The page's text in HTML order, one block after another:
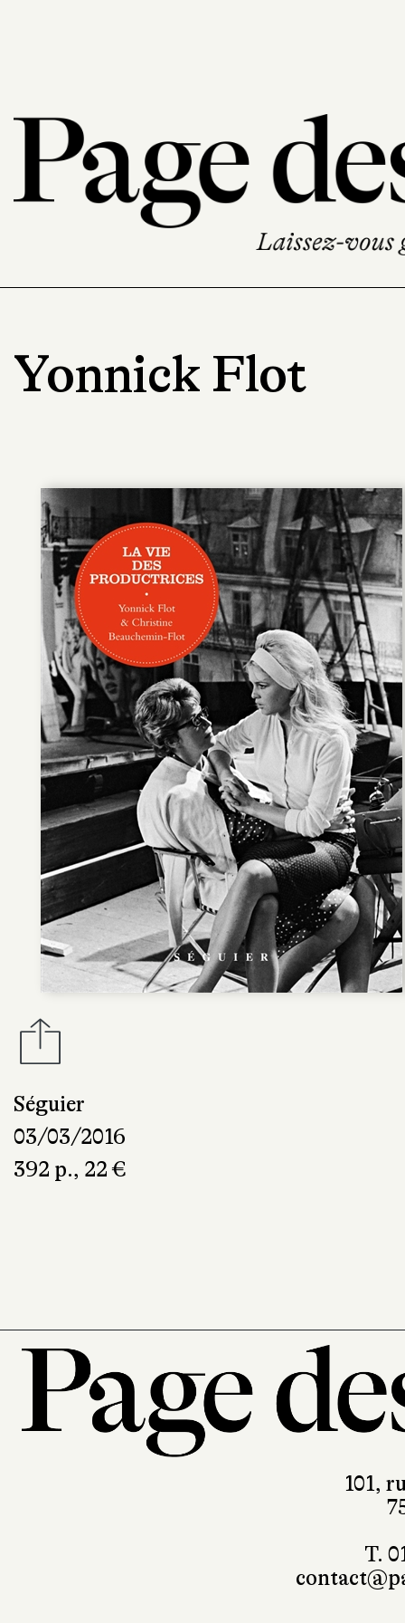
Yonnick Flot
Séguier
03/03/2016
392 p., 22 €
101,
T.